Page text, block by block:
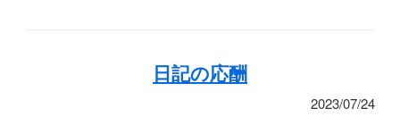
日記の応酬
2023/07/24